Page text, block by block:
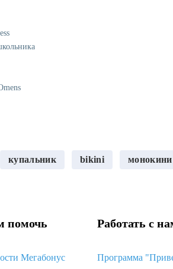
купальник bikini монокини